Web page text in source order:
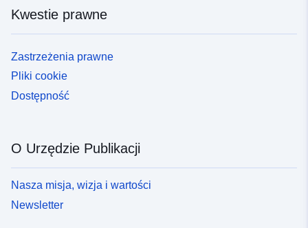
Kwestie prawne
Zastrzeżenia prawne
Pliki cookie
Dostępność
O Urzędzie Publikacji
Nasza misja, wizja i wartości
Newsletter